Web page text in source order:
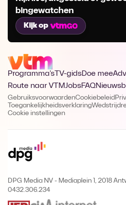
bingewatchen
Kijk op
Programma'sTV-gidsDoe mee
Route naar VTMJobsFAQ
GebruiksvoorwaardenCookiebeleid
Toegankelijkheidsverklaring
Cookie instellingen
DPG Media NV - Mediaplein 1, 2018
0432.306.234